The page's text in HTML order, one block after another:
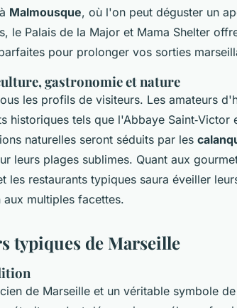
Malmousque, où l'on peut déguster un
le Palais de la Major et Mama Shelter
pour prolonger vos sorties
gastronomie et nature
les profils de visiteurs. Les amateurs
historiques tels que l'Abbaye Saint‑Victor
naturelles seront séduits par les
leurs plages sublimes. Quant aux
les restaurants typiques saura éveiller
multiples facettes.
typiques de Marseille
de Marseille et un véritable symbole